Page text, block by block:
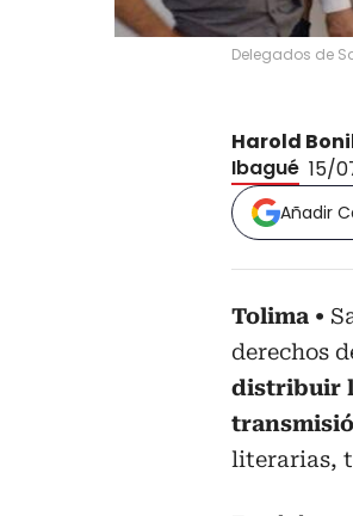
Delegados de
Harold
Ibagué 15/
Añadir
Tolima
derechos
distribuir
literarias,